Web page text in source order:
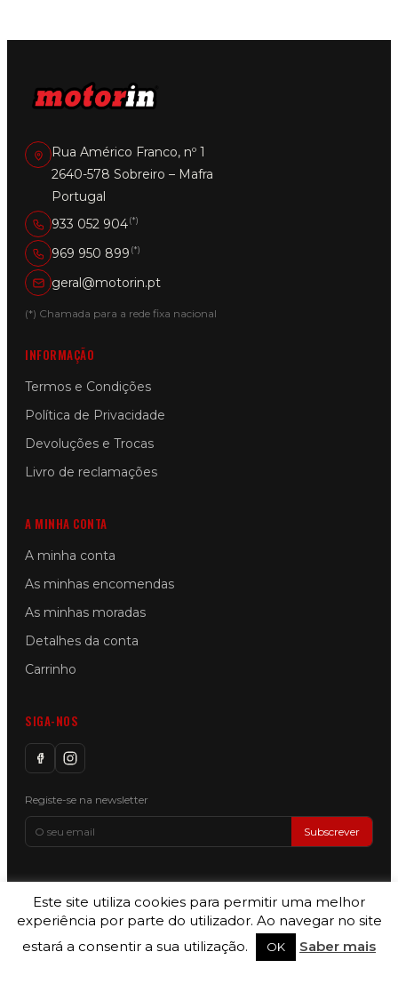
Rua Américo Franco, nº 1
2640-578 Sobreiro – Mafra
Portugal
933 052 904(*)
969 950 899 (*)
geral@motorin.pt
(*) Chamada para a rede fixa nacional
INFORMAÇÃO
Termos e Condições
Política de Privacidade
Devoluções e Trocas
Livro de reclamações
A MINHA CONTA
A minha conta
As minhas encomendas
As minhas moradas
Detalhes da conta
Carrinho
SIGA-NOS
Registe-se na newsletter
Subscrever
Copyright © 2026 Motorin by SILVER LEMON, LDA — All Rights
Reserved — Site Powered bycodenumber.pt
Este site utiliza cookies para permitir uma melhor
experiência por parte do utilizador. Ao navegar no site
estará a consentir a sua utilização.
OK Saber mais